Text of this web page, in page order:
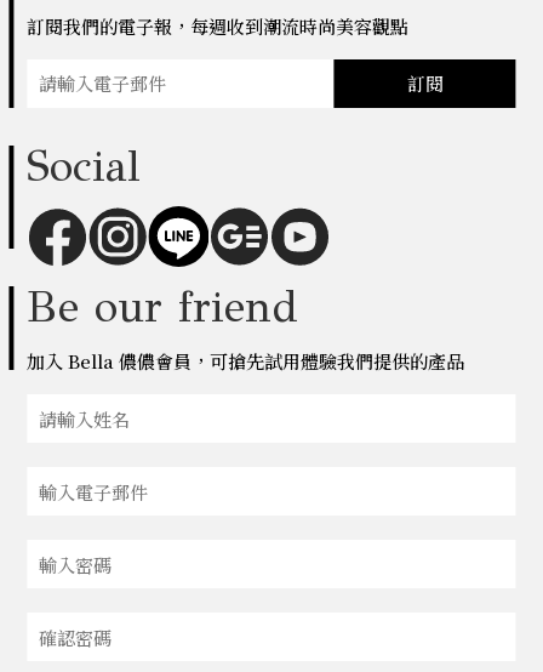
訂閱我們的電子報，每週收到潮流時尚美容觀點
訂閱
Social
Be our friend
加入 Bella 儂儂會員，可搶先試用體驗我們提供的產品